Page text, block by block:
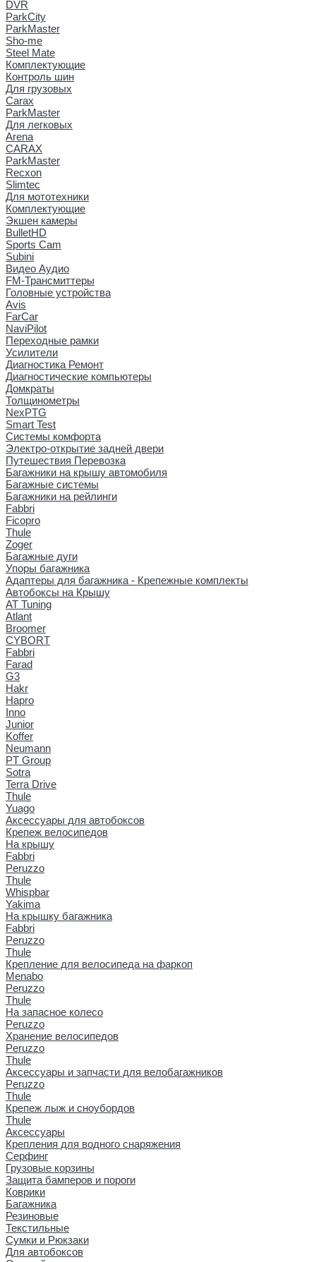
DVR
ParkCity
ParkMaster
Sho-me
Steel Mate
Комплектующие
Контроль шин
Для грузовых
Carax
ParkMaster
Для легковых
Arena
CARAX
ParkMaster
Recxon
Slimtec
Для мототехники
Комплектующие
Экшен камеры
BulletHD
Sports Cam
Subini
Видео Аудио
FM-Трансмиттеры
Головные устройства
Avis
FarCar
NaviPilot
Переходные рамки
Усилители
Диагностика Ремонт
Диагностические компьютеры
Домкраты
Толщинометры
NexPTG
Smart Test
Системы комфорта
Электро-открытие задней двери
Путешествия Перевозка
Багажники на крышу автомобиля
Багажные системы
Багажники на рейлинги
Fabbri
Ficopro
Thule
Zoger
Багажные дуги
Упоры багажника
Адаптеры для багажника - Крепежные комплекты
Автобоксы на Крышу
AT Tuning
Atlant
Broomer
CYBORT
Fabbri
Farad
G3
Hakr
Hapro
Inno
Junior
Koffer
Neumann
PT Group
Sotra
Terra Drive
Thule
Yuago
Аксессуары для автобоксов
Крепеж велосипедов
На крышу
Fabbri
Peruzzo
Thule
Whispbar
Yakima
На крышку багажника
Fabbri
Peruzzo
Thule
Крепление для велосипеда на фаркоп
Menabo
Peruzzo
Thule
На запасное колесо
Peruzzo
Хранение велосипедов
Peruzzo
Thule
Аксессуары и запчасти для велобагажников
Peruzzo
Thule
Крепеж лыж и сноубордов
Thule
Аксессуары
Крепления для водного снаряжения
Серфинг
Грузовые корзины
Защита бамперов и пороги
Коврики
Багажника
Резиновые
Текстильные
Сумки и Рюкзаки
Для автобоксов